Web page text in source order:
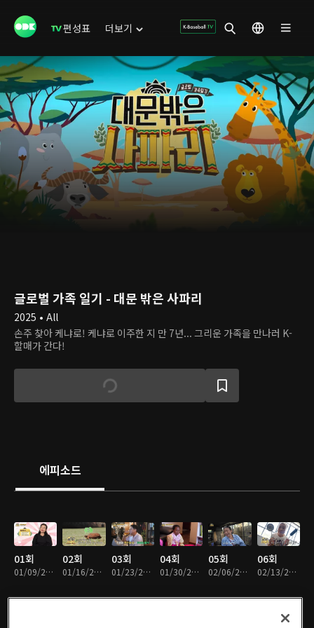
편성표 더보기
글로벌 가족 일기 - 대문 밖은 사파리
2025 • All
손주 찾아 케냐로! 케냐로 이주한 지 만 7년... 그리운 가족을 만나러 K-
할매가 간다!
에피소드
01회
01/09/2025 • 47분
02회
01/16/2025 • 46분
03회
01/23/2025 • 48분
04회
01/30/2025 • 46분
05회
02/06/2025 • 48분
06회
02/13/2025 • 48분